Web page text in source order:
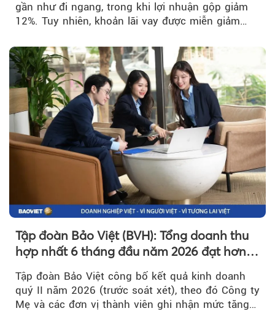
gần như đi ngang, trong khi lợi nhuận gộp giảm
12%. Tuy nhiên, khoản lãi vay được miễn giảm
Tập đoàn Bảo Việt (BVH): Tổng doanh thu
hợp nhất 6 tháng đầu năm 2026 đạt hơn
Tập đoàn Bảo Việt công bố kết quả kinh doanh
quý II năm 2026 (trước soát xét), theo đó Công ty
Mẹ và các đơn vị thành viên ghi nhận mức tăng